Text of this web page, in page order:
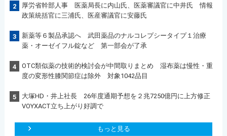
2
厚労省幹部人事 医薬局長に内山氏、医薬審議官に中井氏 情報
政策統括官に三浦氏、医産審議官に安藤氏
3
新薬等６製品承認へ 武田薬品のナルコレプシータイプ１治療
薬・オーゼイフル錠など 第一部会が了承
4
OTC類似薬の技術的検討会が中間取りまとめ 湿布薬は慢性・重
度の変形性膝関節症は除外 対象1042品目
5
大塚HD・井上社長 26年度通期予想を２兆7250億円に上方修正
VOYXACT立ち上がり好調で
もっと見る